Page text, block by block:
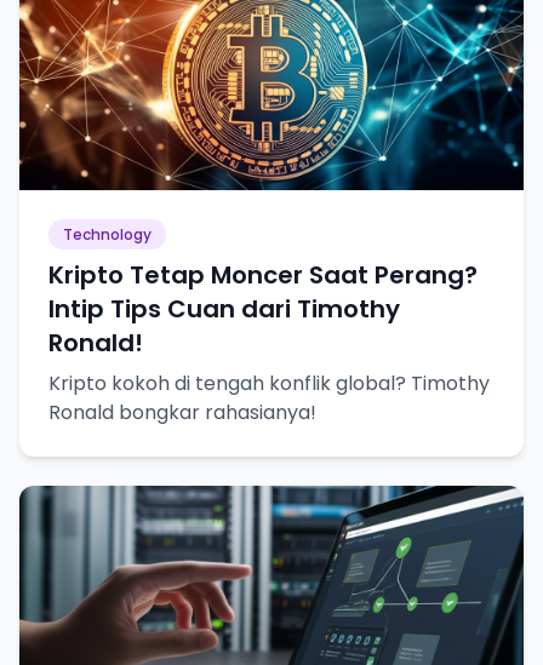
Technology
Kripto Tetap Moncer Saat Perang?
Intip Tips Cuan dari Timothy
Ronald!
Kripto kokoh di tengah konflik global? Timothy
Ronald bongkar rahasianya!